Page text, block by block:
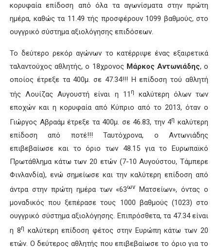
κορυφαία επίδοση από όλα τα αγωνίσματα στην πρώτη
ημέρα, καθώς τα 11.49 τής προσφέρουν 1099 βαθμούς, στο
ουγγρικό σύστημα αξιολόγησης επιδόσεων.
Το δεύτερο ρεκόρ αγώνων το κατέρριψε ένας εξαιρετικά
ταλαντούχος αθλητής, ο 18χρονος Μάρκος Αντωνιάδης, ο
οποίος έτρεξε τα 400μ. σε 47.34!!! Η επίδοση τού αθλητή
τής Λουίζας Αυγουστή είναι η 11 η
καλύτερη όλων των
εποχών και η κορυφαία από Κύπριο από το 2013, όταν ο
Γιώργος Αβραάμ έτρεξε τα 400μ. σε 46.83, την 4η καλύτερη
επίδοση από ποτέ!!! Ταυτόχρονα, ο Αντωνιάδης
επιβεβαίωσε και το όριο των 48.15 για το Ευρωπαϊκό
Πρωτάθλημα κάτω των 20 ετών (7-10 Αυγούστου, Τάμπερε
Φινλανδία), ενώ σημείωσε και την καλύτερη επίδοση από
άντρα στην πρώτη ημέρα των «63ων Ματσείων», όντας ο
μοναδικός που ξεπέρασε τους 1000 βαθμούς (1023) στο
ουγγρικό σύστημα αξιολόγησης. Επιπρόσθετα, τα 47.34 είναι
η 8η καλύτερη επίδοση φέτος στην Ευρώπη κάτω των 20
ετών. Ο δεύτερος αθλητής που επιβεβαίωσε το όριο για το